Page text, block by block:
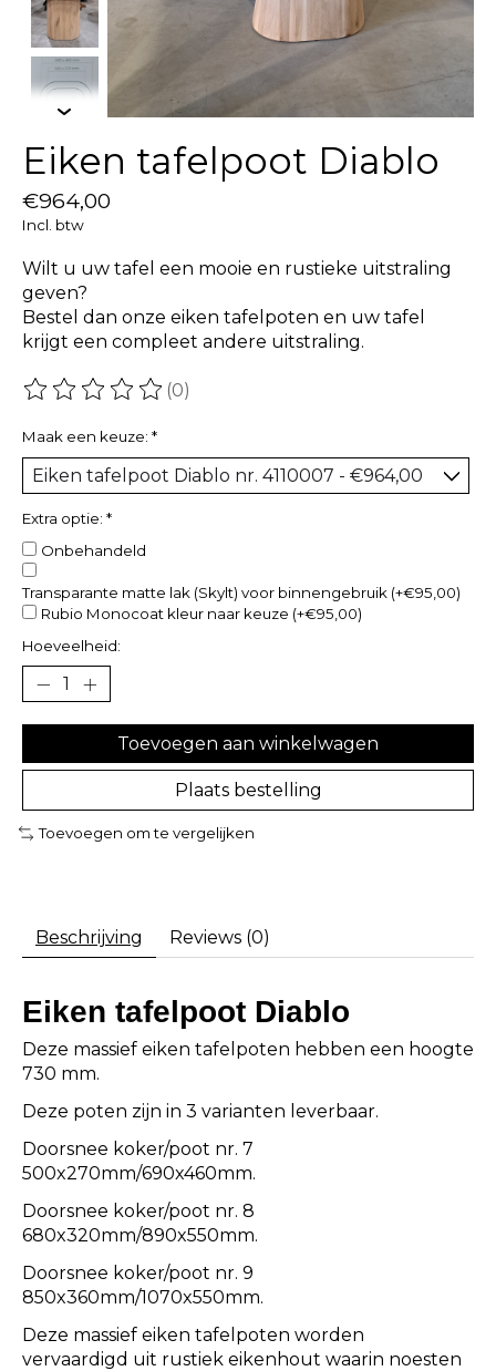
Eiken tafelpoot Diablo
€964,00
Incl. btw
Wilt u uw tafel een mooie en rustieke uitstraling
geven?
Bestel dan onze eiken tafelpoten en uw tafel
krijgt een compleet andere uitstraling.
De beoordeling van dit product is
(0)
Maak een keuze: *
Extra optie: *
Onbehandeld
Transparante matte lak (Skylt) voor binnengebruik (+€95,00)
Rubio Monocoat kleur naar keuze (+€95,00)
Hoeveelheid:
Toevoegen aan winkelwagen
Plaats bestelling
Toevoegen om te vergelijken
Beschrijving Reviews (0)
Eiken tafelpoot Diablo
Deze massief eiken tafelpoten hebben een hoogte
730 mm.
Deze poten zijn in 3 varianten leverbaar.
Doorsnee koker/poot nr. 7
500x270mm/690x460mm.
Doorsnee koker/poot nr. 8
680x320mm/890x550mm.
Doorsnee koker/poot nr. 9
850x360mm/1070x550mm.
Deze massief eiken tafelpoten worden
vervaardigd uit rustiek eikenhout waarin noesten